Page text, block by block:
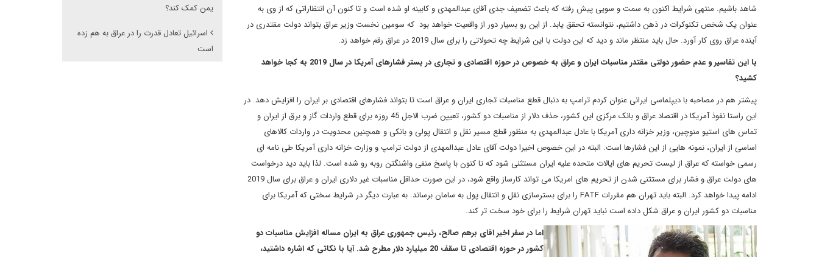
شاهد باشیم. منتهی شرایط اکنون به سمت و سویی پیش رفته که باعث تضعیف جدی آقای عبدالمهدی و کابینه او شده است و تا کنون آن انتظاراتی که از وی به
عنوان یک شخص تکنوکرات در ذهن داشتیم، نتوانسته تحقق یابد. از این رو بسیار دور از واقعیت خواهد بود که سومین نخست وزیر عراق بتواند دولت مقتدری در
آینده عراق روی کار آورد. حال باید منتظر ماند و دید که این دولت با این شرایط چه تحولاتی را برای سال 2019 در عراق رقم خواهد زد.
با این تفاسیر و عدم حضور دولتی مقتدر مناسبات ایران و عراق به خصوص در حوزه اقتصادی و تجاری در بستر فشارهای آمریکا در سال 2019 به کجا خواهد
کشید؟
پیشتر هم در مصاحبه با دیپلماسی ایرانی عنوان کردم ترامپ به دنبال قطع مناسبات تجاری ایران و عراق است تا بتواند فشارهای اقتصادی بر ایران را افزایش دهد. در
این راستا نفوذ آمریکا در اقتصاد عراق و بانک مرکزی این کشور، حذف دلار از مناسبات دو کشور، تعیین ضرب الاجل 45 روزه برای قطع واردات گاز و برق از ایران و
تماس های استیو منوچین، وزیر خزانه داری آمریکا با عادل عبدالمهدی به منظور قطع مسیر نقل و انتقال پولی و بانکی و همچنین محدویت در واردات کالاهای
اساسی از ایران، نمونه هایی از این فشارها است. البته در این خصوص اخیرا دولت آقای عادل عبدالمهدی از دولت ترامپ و وزارت خزانه داری آمریکا طی نامه ای
رسمی خواسته که عراق از لیست تحریم های ایالات متحده علیه ایران مستثنی شود که تا کنون با پاسخ منفی واشنگتن روبه رو شده است. لذا باید دید درخواست
های دولت عراق و فشار برای مستثنی شدن از تحریم های امریکا می تواند کارساز واقع شود، در این صورت حداقل مناسبات غیر دلاری ایران و عراق برای سال 2019
ادامه پیدا خواهد کرد. البته باید تهران هم مقررات FATF را برای بسترسازی نقل و انتقال پول به سامان برساند. به عبارت دیگر در شرایط سختی که آمریکا برای
مناسبات دو کشور ایران و عراق شکل داده است نباید تهران شرایط را برای خود سخت تر کند.
اما در سفر اخیر اقای برهم صالح، رئیس جمهوری عراق به ایران مساله افزایش مناسبات دو
کشور در حوزه اقتصادی تا سقف 20 میلیارد دلار مطرح شد. آیا با نکاتی که اشاره داشتید،
یمن کمک کند؟
اسرائیل تعادل قدرت را در عراق به هم زده
است